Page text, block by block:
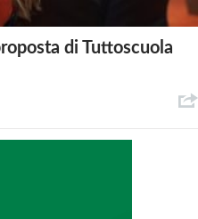
di Tuttoscuola